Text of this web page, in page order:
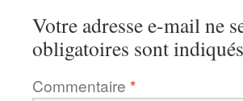
Votre adresse e-mail ne
obligatoires sont
Commentaire *